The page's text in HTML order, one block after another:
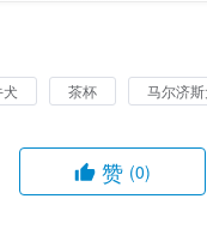
茶杯 马尔济斯
赞 (0)